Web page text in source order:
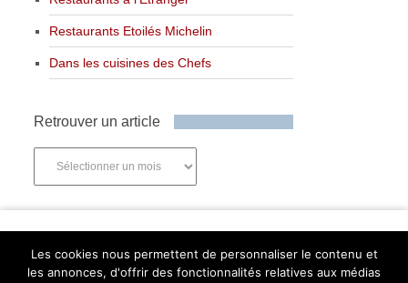
Restaurants Etoilés Michelin
Dans les cuisines des Chefs
Retrouver un article
Les cookies nous permettent de personnaliser le contenu et
les annonces, d'offrir des fonctionnalités relatives aux médias